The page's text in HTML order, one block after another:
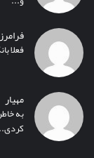
فرامرز
فعلا
مهیار
به